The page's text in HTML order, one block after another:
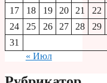
17
18 19 20 21 22
24
25 26 27 28 29
31
« Июл